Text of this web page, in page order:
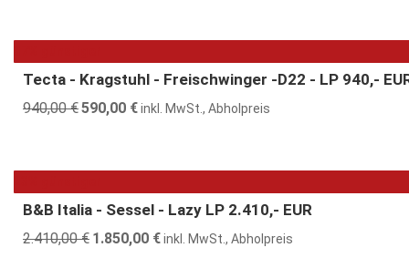
3.880,00 €
2.690,00 €.
Tecta - Kragstuhl - Freischwinger -D22 - LP 940,-
940,00€Ursprünglicher
940,00 €
590,00 €Aktueller
590,00 €.
inkl. MwSt., Abholpreis
B&B Italia - Sessel - Lazy LP 2.410,- EUR
2.410,00€ Ursprünglicher
1.850,00 €Aktueller
inkl. MwSt., Abholpreis